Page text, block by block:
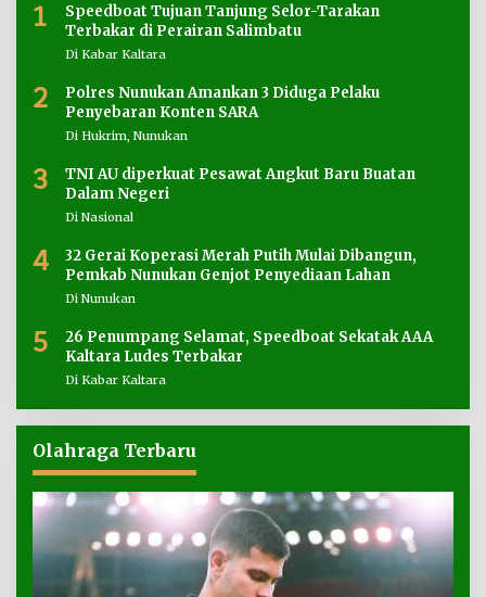
1
Speedboat Tujuan Tanjung Selor-Tarakan
Terbakar di Perairan Salimbatu
Di Kabar Kaltara
2
Polres Nunukan Amankan 3 Diduga Pelaku
Penyebaran Konten SARA
Di Hukrim, Nunukan
3
TNI AU diperkuat Pesawat Angkut Baru Buatan
Dalam Negeri
Di Nasional
4
32 Gerai Koperasi Merah Putih Mulai Dibangun,
Pemkab Nunukan Genjot Penyediaan Lahan
Di Nunukan
5
26 Penumpang Selamat, Speedboat Sekatak AAA
Kaltara Ludes Terbakar
Di Kabar Kaltara
Olahraga Terbaru